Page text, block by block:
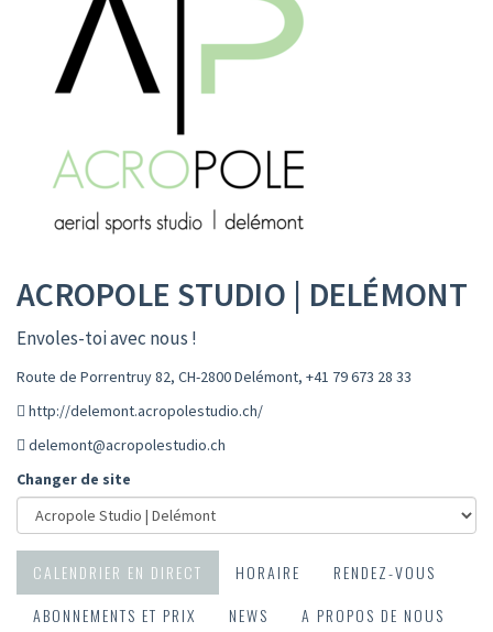
ACROPOLE STUDIO | DELÉMONT
Envoles-toi avec nous !
Route de Porrentruy 82, CH-2800 Delémont, +41 79 673 28 33
http://delemont.acropolestudio.ch/
delemont@acropolestudio.ch
Changer de site
CALENDRIER EN DIRECT HORAIRE
RENDEZ-VOUS
ABONNEMENTS ET PRIX
NEWS
A PROPOS DE NOUS